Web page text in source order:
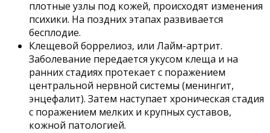
плотные узлы под кожей, происходят изменения
психики. На поздних этапах развивается
бесплодие.
Клещевой боррелиоз, или Лайм-артрит.
Заболевание передается укусом клеща и на
ранних стадиях протекает с поражением
центральной нервной системы (менингит,
энцефалит). Затем наступает хроническая стадия
с поражением мелких и крупных суставов,
кожной патологией.